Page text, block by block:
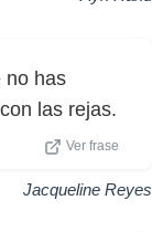
no has
las rejas.
Ver frase
Jacqueline Reyes